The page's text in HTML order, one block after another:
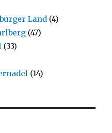
Land (4)
(47)
(33)
(14)